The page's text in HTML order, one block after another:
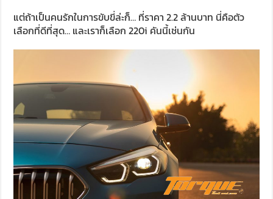
แต่ถ้าเป็นคนรักในการขับขี่ล่ะก็… ที่ราคา 2.2 ล้านบาท นี่คือตัว
เลือกที่ดีที่สุด… และเราก็เลือก 220i คันนี้เช่นกัน